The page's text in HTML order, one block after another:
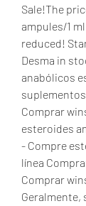
Sale!The
ampules/1
reduced!
Desma in
anabólicos
Comprar
esteroides
- Compre
línea
Comprar
Geralmente,